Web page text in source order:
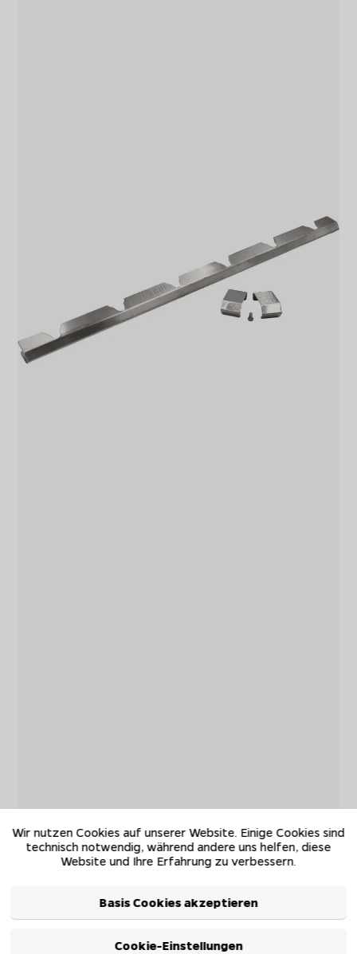
Wir nutzen Cookies auf unserer Website. Einige Cookies sind
technisch notwendig, während andere uns helfen, diese
Website und Ihre Erfahrung zu verbessern.
Basis Cookies akzeptieren
Cookie-Einstellungen